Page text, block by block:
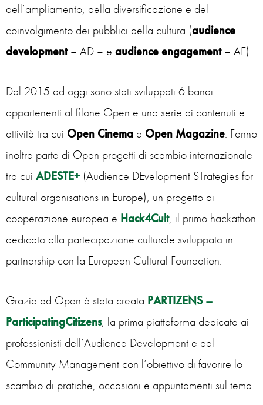
dell’ampliamento, della diversificazione e del
coinvolgimento dei pubblici della cultura (audience
development– AD – e audience engagement– AE).
Dal 2015 ad oggi sono stati sviluppati 6 bandi
appartenenti al filone Open e una serie di contenuti e
attività tra cui Open Cinema e Open Magazine. Fanno
inoltre parte di Open progetti di scambio internazionale
tra cui ADESTE+(Audience DEvelopment STrategies for
cultural organisations in Europe), un progetto di
cooperazione europea e Hack4Cult, il primo hackathon
dedicato alla partecipazione culturale sviluppato in
partnership con la European Cultural Foundation.
Grazie ad Open è stata creata PARTIZENS –
ParticipatingCitizens, la prima piattaforma dedicata ai
professionisti dell’Audience Development e del
Community Management con l’obiettivo di favorire lo
scambio di pratiche, occasioni e appuntamenti sul tema.